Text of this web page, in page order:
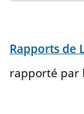
Rapports de
rapporté par